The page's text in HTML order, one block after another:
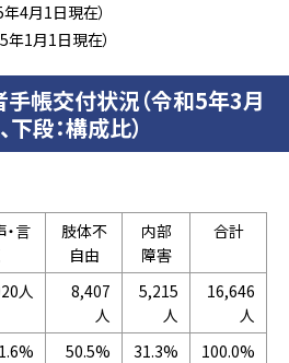
4月1日現在）
年1月1日現在）
手帳交付状況（令和5年3月
段：構成比）
・言
肢体不
自由
内部
障害
合計
人
8,407
人
5,215
人
16,646
人
50.5% 31.3%
100.0%